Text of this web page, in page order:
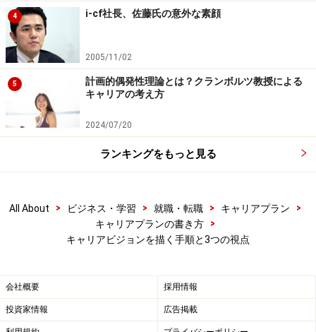
企業と同様、 個人も社会性が求められている
た考え方です。
経済的な側面とはいかに稼ぐかという視点です。生きて
いくためには稼ぎが必要です。30歳であれば10年後の40
歳の理想像です。どんな会社でどんな職位につき、年収
はどのくらいか。どんな能力とどんな資格を保有してい
るかなどです。結果として、どんな場所でどんな間取り
社会的な側面とはいかに社会や世の中に役に立つかとい
です。キーワードはつながりです。上述の側面で
家族や友人、会社外、地域社会、国、世界とのつながり
を意味します。企業と同様、個人もこれからは益々社会
性が求められることでしょう。仕事を活かした上でのボ
4 i-cf社長、佐藤氏の意外な素顔
2005/11/02
5
計画的偶発性理論とは？クランボルツ教授による
キャリアの考え方
2024/07/20
ランキングをもっと見る
All About > ビジネス・学習 > 就職・転職 > キャリアプラン
>
キャリアプランの書き方
>
キャリアビジョンを描く手順と3つの視点
会社概要 採用情報
投資家情報 広告掲載